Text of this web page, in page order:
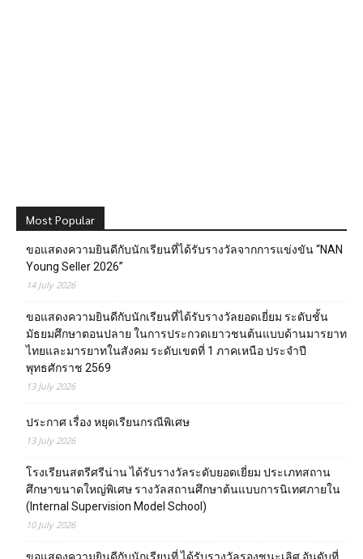
Most Popular
ขอแสดงความยินดีกับนักเรียนที่ได้รับรางวัลจากการแข่งขัน “NAN
Young Seller 2026”
14 July 2026
ขอแสดงความยินดีกับนักเรียนที่ได้รับรางวัลยอดเยี่ยม ระดับชั้น
มัธยมศึกษาตอนปลาย ในการประกวดเยาวชนต้นแบบด้านมารยาท
ไทยและมารยาทในสังคม ระดับเขตที่ 1 ภาคเหนือ ประจำปี
พุทธศักราช 2569
13 July 2026
ประกาศ เรื่อง หยุดเรียนกรณีพิเศษ
13 July 2026
โรงเรียนสตรีศรีน่าน ได้รับรางวัลระดับยอดเยี่ยม ประเภทสถาน
ศึกษาขนาดใหญ่พิเศษ รางวัลสถานศึกษาต้นแบบการนิเทศภายใน
(Internal Supervision Model School)
10 July 2026